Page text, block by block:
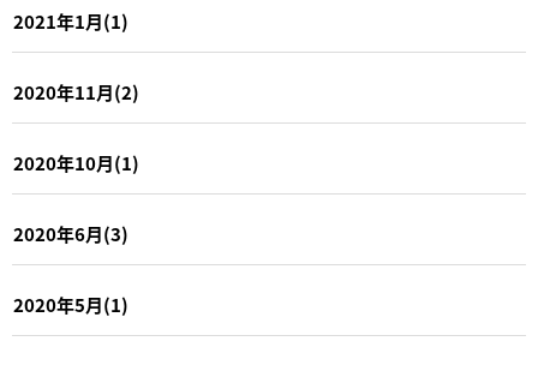
2021年1月(1)
2020年11月(2)
2020年10月(1)
2020年6月(3)
2020年5月(1)